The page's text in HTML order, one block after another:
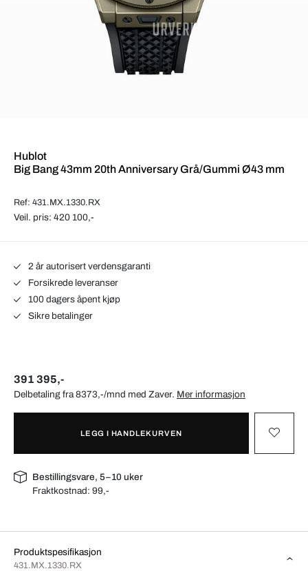
Hublot
Big Bang 43mm 20th Anniversary Grå/Gummi Ø43 mm
Ref: 431.MX.1330.RX
Veil. pris: 420 100,-
2 år autorisert verdensgaranti
Forsikrede leveranser
100 dagers åpent kjøp
Sikre betalinger
391 395,-
Delbetaling fra 8373,-/mnd med Zaver. Mer informasjon
LEGG I HANDLEKURVEN
Bestillingsvare, 5–10 uker
Fraktkostnad:99,-
Produktspesifikasjon
431.MX.1330.RX